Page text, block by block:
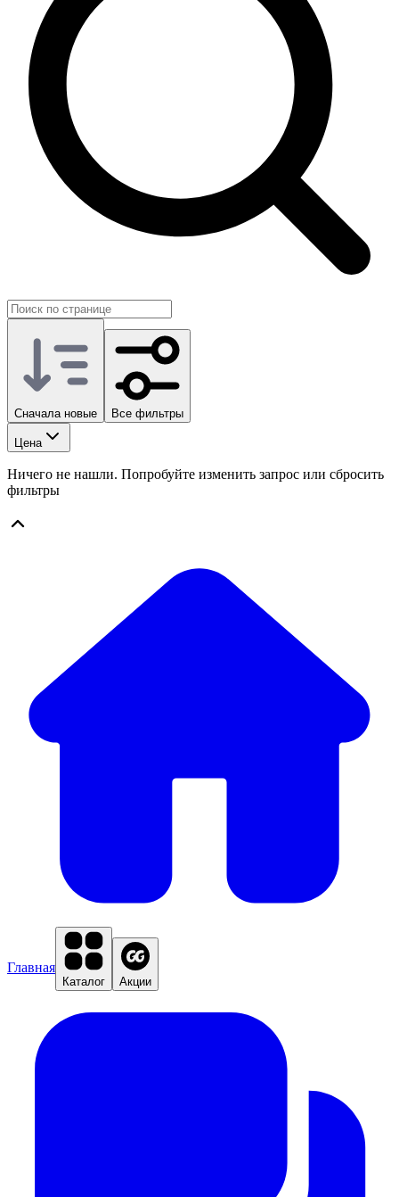
В карточках продавцы указывают перечень наград в составе
предложения, период акции, платформу и тип передачи:
прямое начисление на ваш аккаунт, сопровождение через
донор-профиль, запуск через приглашение. Это помогает
заранее оценить, насколько предложение соответствует вашим
целям и не пересекается ли с уже полученными дропами.
Такой формат востребован у коллекционеров, стримеров и
игроков, которые стремятся к полной коллекции эксклюзивов.
На GG.Store Twitch Drops Fortnite собраны в одном каталоге с
отзывами о продавцах. Вы выбираете предложение,
согласуете условия и получаете нужные предметы в нужное
Сначала новые Все фильтры
Цена
Ничего не нашли. Попробуйте изменить запрос или сбросить
фильтры
Главная
Каталог Акции